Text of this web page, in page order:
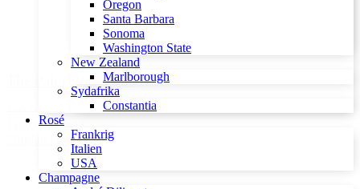
Oregon
Santa Barbara
Sonoma
Washington State
New Zealand
Marlborough
Sydafrika
Constantia
Rosé
Frankrig
Italien
USA
Champagne
The Palm Rosé 2020
129,00 kr.
Tilføj til kurv